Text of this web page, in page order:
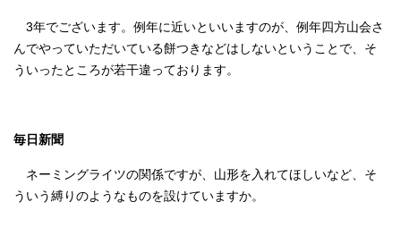
3年でございます。例年に近いといいますのが、例年四方山会さ
んでやっていただいている餅つきなどはしないということで、そ
ういったところが若干違っております。
毎日新聞
ネーミングライツの関係ですが、山形を入れてほしいなど、そ
ういう縛りのようなものを設けていますか。